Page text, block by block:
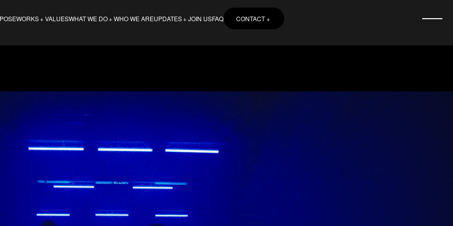
WORKS VALUESWHAT WE DO WHO WE AREUPDATES JOIN USFAQ CONTACT